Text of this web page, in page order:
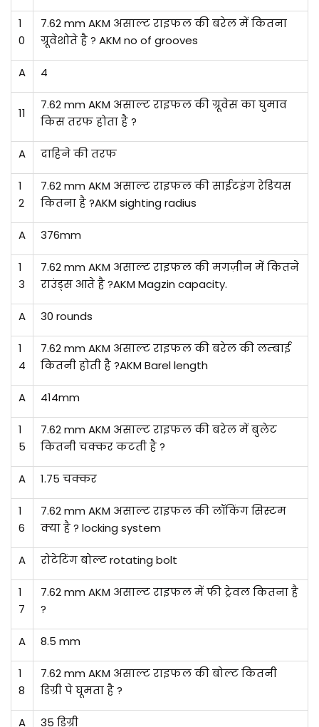
1
0
7.62 mm AKM असाल्ट राइफल की बरेल में कितना
ग्रूवेशोते है ? AKM no of grooves
A 4
11
7.62 mm AKM असाल्ट राइफल की ग्रूवेस का घुमाव
किस तरफ होता है ?
A दाहिने की तरफ
1
2
7.62 mm AKM असाल्ट राइफल की साईटइंग रेडियस
कितना है ?AKM sighting radius
A 376mm
1
3
7.62 mm AKM असाल्ट राइफल की मगज़ीन में कितने
राउंड्स आते है ?AKM Magzin capacity.
A 30 rounds
1
4
7.62 mm AKM असाल्ट राइफल की बरेल की लम्बाई
कितनी होती है ?AKM Barel length
A 414mm
1
5
7.62 mm AKM असाल्ट राइफल की बरेल में बुलेट
कितनी चक्कर कटती है ?
A 1.75 चक्कर
1
6
7.62 mm AKM असाल्ट राइफल की लॉकिंग सिस्टम
क्या है ? locking system
A रोटेटिंग बोल्ट rotating bolt
1
7
7.62 mm AKM असाल्ट राइफल में फी ट्रेवल कितना है
?
A 8.5 mm
1
8
7.62 mm AKM असाल्ट राइफल की बोल्ट कितनी
डिग्री पे घूमता है ?
A 35 डिग्री